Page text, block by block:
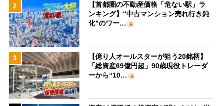
2
【首都圏の不動産価格「危ない駅」ラ
ンキング】“中古マンション売れ行き鈍
化”のワー…
3
【億り人オールスターが狙う20銘柄】
「総資産69億円超」90歳現役トレーダ
ーから“10…